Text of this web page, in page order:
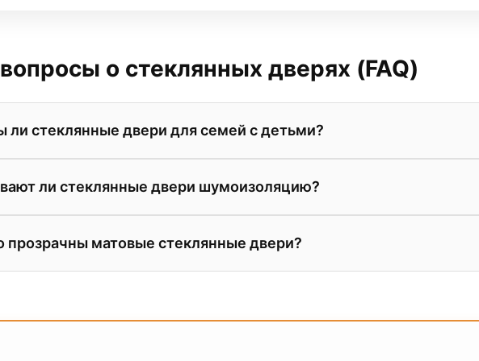
о стеклянных дверях (FAQ)
ли стеклянные двери для семей с детьми?
наших салонах представлены двери только из закаленного стекла или
стекло крайне сложно, но даже при сильном ударе оно либо
остается на пленке.
ли стеклянные двери шумоизоляцию?
плотности самого стекла и использования качественных
стеклянные двери не уступают по звукоизоляции дверям из МДФ.
в салоне Estet.
прозрачны матовые стеклянные двери?